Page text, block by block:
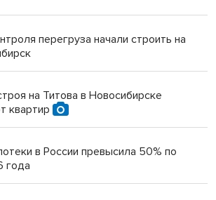
перегруза начали строить на
на Титова в Новосибирске
квартир
в России превысила 50% по
года